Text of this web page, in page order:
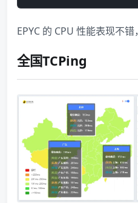
EPYC 的 CPU 性能表现不错
全国TCPing